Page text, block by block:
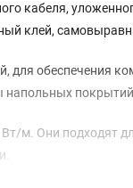
кабеля,
клей,
обеспечения
Они подходят